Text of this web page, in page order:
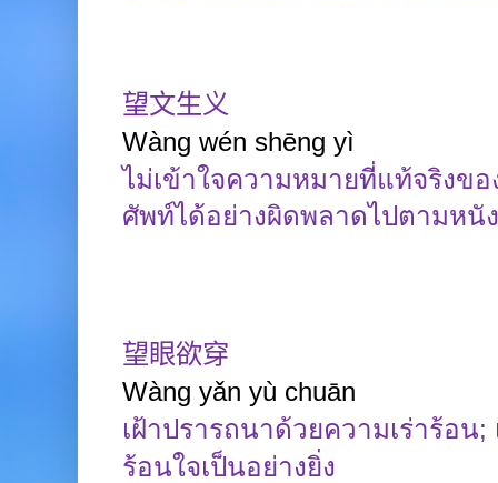
望文生义
Wàng wén shēng yì
ไม่เข้าใจความหมายที่แท้จริงข
ศัพท์ได้อย่างผิดพลาดไปตามหนั
望眼欲穿
Wàng yǎn yù chuān
เฝ้าปรารถนาด้วยความเร่าร้อน;
ร้อนใจเป็นอย่างยิ่ง